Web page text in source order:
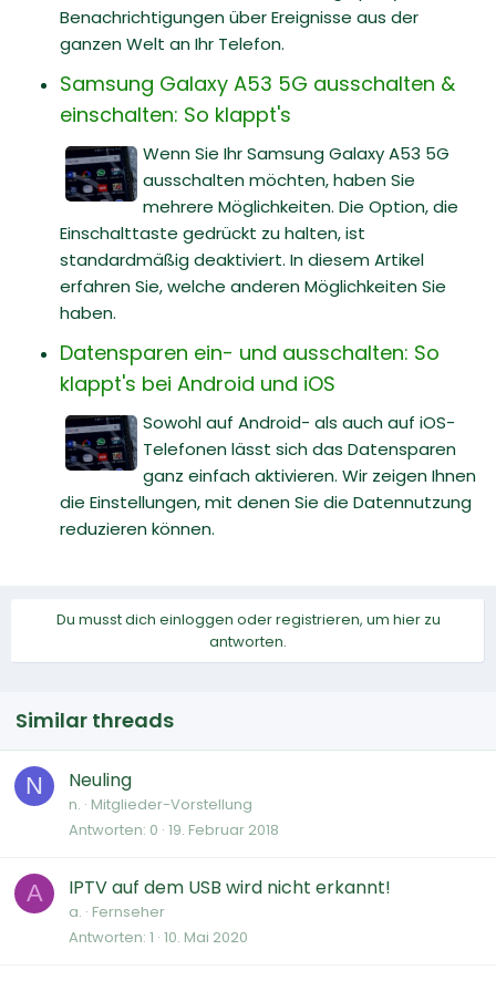
Benachrichtigungen über Ereignisse aus der
ganzen Welt an Ihr Telefon.
Samsung Galaxy A53 5G ausschalten &
einschalten: So klappt's
Wenn Sie Ihr Samsung Galaxy A53 5G
ausschalten möchten, haben Sie
mehrere Möglichkeiten. Die Option, die
Einschalttaste gedrückt zu halten, ist
standardmäßig deaktiviert. In diesem Artikel
erfahren Sie, welche anderen Möglichkeiten Sie
haben.
Datensparen ein- und ausschalten: So
klappt's bei Android und iOS
Sowohl auf Android- als auch auf iOS-
Telefonen lässt sich das Datensparen
ganz einfach aktivieren. Wir zeigen Ihnen
die Einstellungen, mit denen Sie die Datennutzung
reduzieren können.
Du musst dich einloggen oder registrieren, um hier zu
antworten.
Similar threads
N Neuling
n. Mitglieder-Vorstellung
Antworten 0 19. Februar 2018
A IPTV auf dem USB wird nicht erkannt!
a. Fernseher
Antworten 1 10. Mai 2020